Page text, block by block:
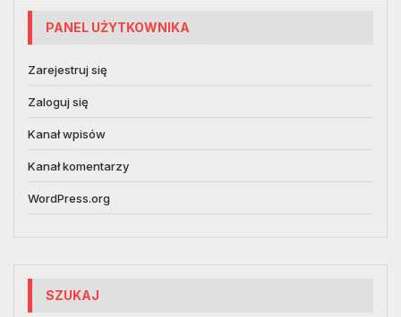
PANEL UŻYTKOWNIKA
Zarejestruj się
Zaloguj się
Kanał wpisów
Kanał komentarzy
WordPress.org
SZUKAJ